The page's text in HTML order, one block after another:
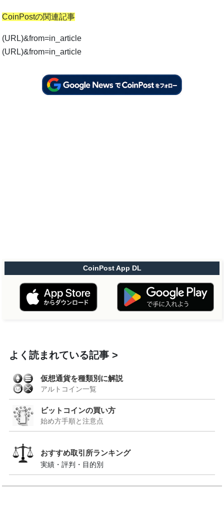
CoinPostの関連記事
(URL)&from=in_article
(URL)&from=in_article
CoinPost App DL
よく読まれている記事
仮想通貨を種類別に解説
アルトコイン一覧
ビットコインの買い方
始め方手順と注意点
おすすめ取引所ランキング
実績・評判・目的別